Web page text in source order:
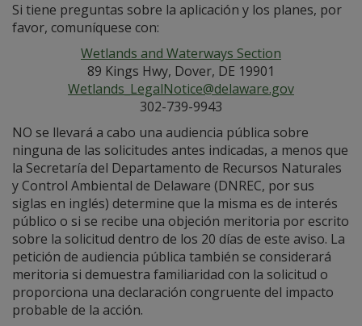
Si tiene preguntas sobre la aplicación y los planes, por
favor, comuníquese con:
Wetlands and Waterways Section
89 Kings Hwy, Dover, DE 19901
Wetlands_LegalNotice@delaware.gov
302-739-9943
NO se llevará a cabo una audiencia pública sobre
ninguna de las solicitudes antes indicadas, a menos que
la Secretaría del Departamento de Recursos Naturales
y Control Ambiental de Delaware (DNREC, por sus
siglas en inglés) determine que la misma es de interés
público o si se recibe una objeción meritoria por escrito
sobre la solicitud dentro de los 20 días de este aviso. La
petición de audiencia pública también se considerará
meritoria si demuestra familiaridad con la solicitud o
proporciona una declaración congruente del impacto
probable de la acción.